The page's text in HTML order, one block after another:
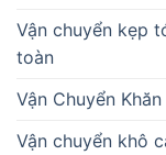
Vận chuyển kẹp
toàn
Vận Chuyển
Vận chuyển khô